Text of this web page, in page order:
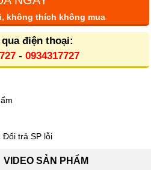
không thích không mua
điện thoại:
- 0934317727
trả SP lỗi
VIDEO SẢN PHẨM